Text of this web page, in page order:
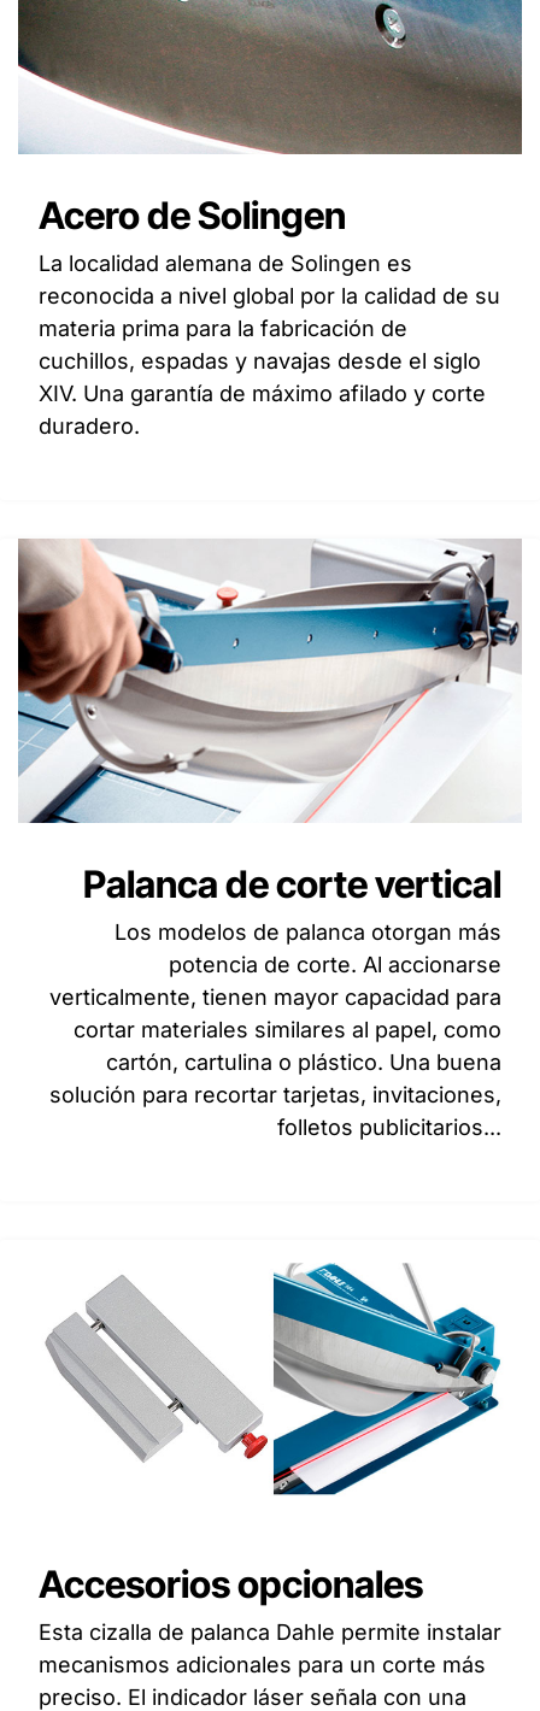
Acero de Solingen
La localidad alemana de Solingen es
reconocida a nivel global por la calidad de su
materia prima para la fabricación de
cuchillos, espadas y navajas desde el siglo
XIV. Una garantía de máximo afilado y corte
duradero.
Palanca de corte vertical
Los modelos de palanca otorgan más
potencia de corte. Al accionarse
verticalmente, tienen mayor capacidad para
cortar materiales similares al papel, como
cartón, cartulina o plástico. Una buena
solución para recortar tarjetas, invitaciones,
folletos publicitarios...
Accesorios opcionales
Esta cizalla de palanca Dahle permite instalar
mecanismos adicionales para un corte más
preciso. El indicador láser señala con una